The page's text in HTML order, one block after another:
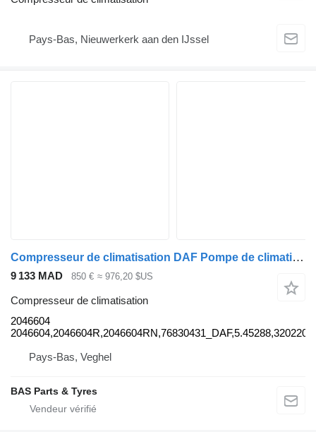
Pays-Bas, Nieuwerkerk aan den IJssel
Compresseur de climatisation DAF Pompe de climatisation 2046604 pour camion DAF
9 133 MAD 850 € ≈ 976,20 $US
Compresseur de climatisation
2046604
Pays-Bas, Veghel
BAS Parts & Tyres